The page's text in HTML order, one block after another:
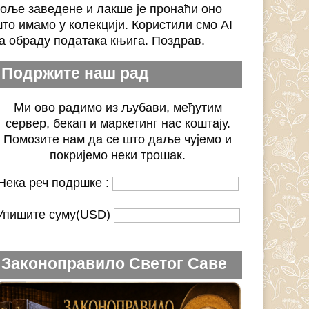
заведене и лакше је пронаћи оно
имамо у колекцији. Користили смо AI
обраду података књига. Поздрав.
Подржите наш рад
Ми ово радимо из љубави, међутим
сервер, бекап и маркетинг нас коштају.
Помозите нам да се што даље чујемо и
покријемо неки трошак.
реч подршке :
суму(USD)
Законоправило Светог Саве